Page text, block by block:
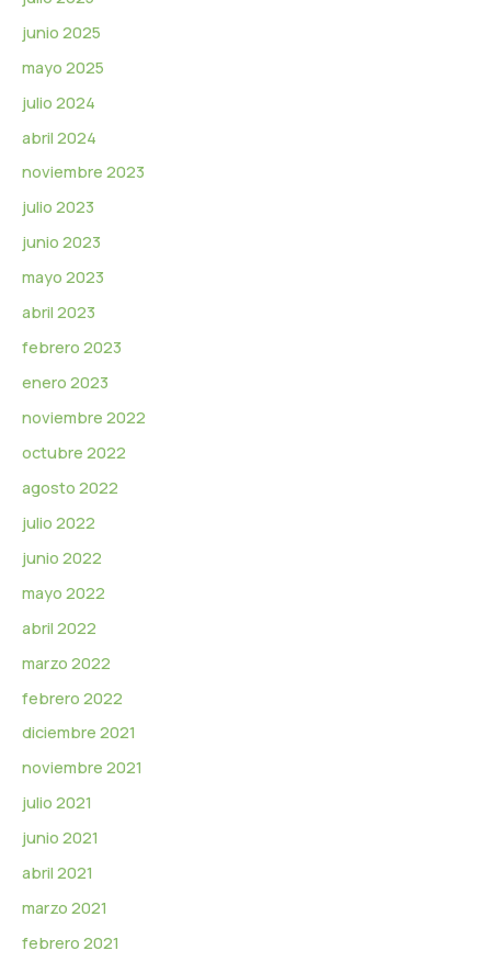
junio 2025
mayo 2025
julio 2024
abril 2024
noviembre 2023
julio 2023
junio 2023
mayo 2023
abril 2023
febrero 2023
enero 2023
noviembre 2022
octubre 2022
agosto 2022
julio 2022
junio 2022
mayo 2022
abril 2022
marzo 2022
febrero 2022
diciembre 2021
noviembre 2021
julio 2021
junio 2021
abril 2021
marzo 2021
febrero 2021